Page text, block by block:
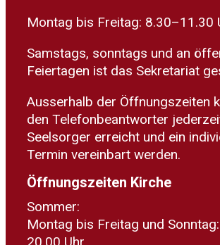
Montag bis Freitag: 8.30–11.30
Samstags, sonntags und an
Feiertagen ist das Sekretariat
Ausserhalb der Öffnungszeiten
den Telefonbeantworter
Seelsorger erreicht und ein
Termin vereinbart werden.
Öffnungszeiten Kirche
Sommer:
Montag bis Freitag und
20.00 Uhr